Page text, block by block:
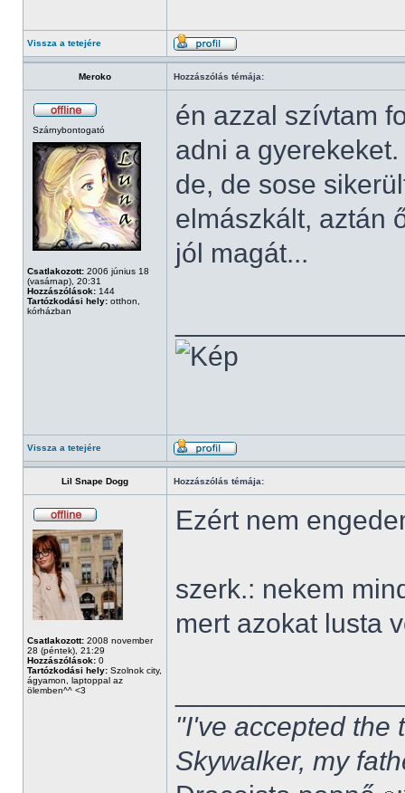
Vissza a tetejére
Meroko Hozzászólás témája:
Szárnybontogató
Csatlakozott: 2006 június 18
(vasárnap), 20:31
Hozzászólások: 144
Tartózkodási hely: otthon,
kórházban
én azzal szívtam
adni a
de, de sose
elmászkált, aztán
jól magát...
Vissza a tetejére
Lil Snape Dogg Hozzászólás témája:
Csatlakozott: 2008 november
28 (péntek), 21:29
Hozzászólások: 0
Tartózkodási hely: Szolnok city,
ágyamon, laptoppal az
ölemben^^ <3
Ezért nem
szerk.: nekem
mert azokat lusta
"I've accepted the
Skywalker, my